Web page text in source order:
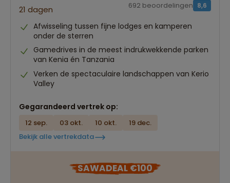
21 dagen 8,6
692 beoordelingen
Afwisseling tussen fijne lodges en kamperen
onder de sterren
Gamedrives in de meest indrukwekkende parken
van Kenia én Tanzania
Verken de spectaculaire landschappen van Kerio
Valley
Gegarandeerd vertrek op:
12 sep. 03 okt. 10 okt.
19 dec.
Bekijk alle vertrekdata
SAWADEAL €100